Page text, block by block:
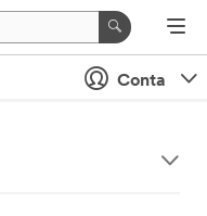
Conta